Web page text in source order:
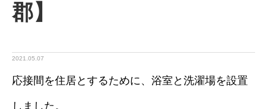
郡】
2021.05.07
応接間を住居とするために、浴室と洗濯場を設置
しました。